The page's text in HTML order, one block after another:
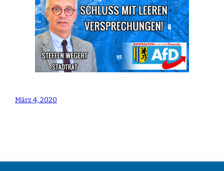
März 4, 2020